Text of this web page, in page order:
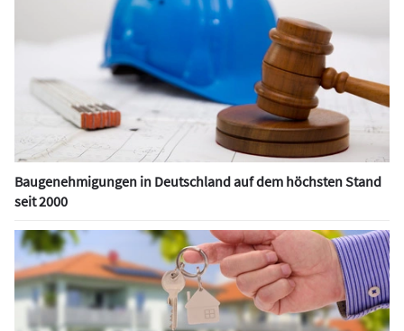
Baugenehmigungen in Deutschland auf dem höchsten Stand
seit 2000